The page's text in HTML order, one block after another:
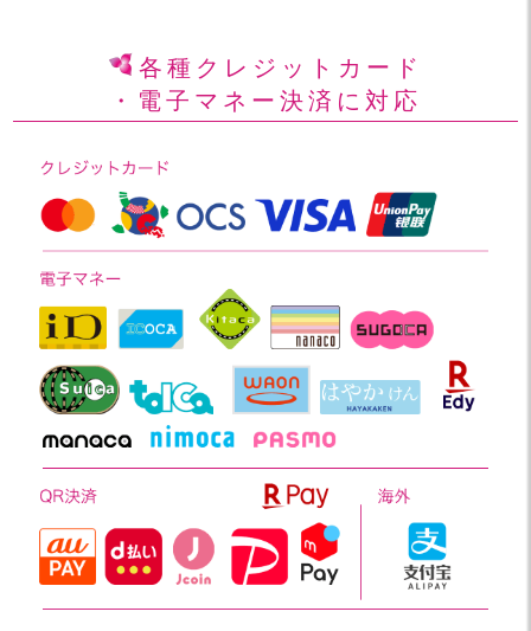
各種クレジットカード
・電子マネー決済に対応